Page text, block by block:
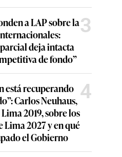
a LAP sobre la
deja intacta
de fondo”
3
está recuperando
Carlos Neuhaus,
2019, sobre los
Lima 2027 y en qué
el Gobierno
4